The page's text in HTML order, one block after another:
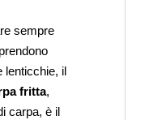
sempre
lenticchie, il
fritta,
carpa, è il